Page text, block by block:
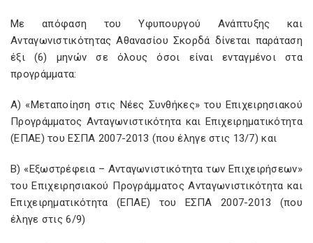
Με απόφαση του Υφυπουργού Ανάπτυξης και
Ανταγωνιστικότητας Αθανασίου Σκορδά δίνεται παράταση
έξι (6) μηνών σε όλους όσοι είναι ενταγμένοι στα
προγράμματα:
Α) «Μεταποίηση στις Νέες Συνθήκες» του Επιχειρησιακού
Προγράμματος Ανταγωνιστικότητα και Επιχειρηματικότητα
(ΕΠΑΕ) του ΕΣΠΑ 2007-2013 (που έληγε στις 13/7) και
Β) «Εξωστρέφεια – Ανταγωνιστικότητα των Επιχειρήσεων»
του Επιχειρησιακού Προγράμματος Ανταγωνιστικότητα και
Επιχειρηματικότητα (ΕΠΑΕ) του ΕΣΠΑ 2007-2013 (που
έληγε στις 6/9)